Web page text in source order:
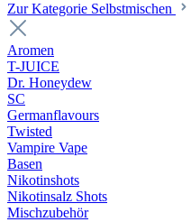
Zur Kategorie Selbstmischen
Aromen
T-JUICE
Dr. Honeydew
SC
Germanflavours
Twisted
Vampire Vape
Basen
Nikotinshots
Nikotinsalz Shots
Mischzubehör